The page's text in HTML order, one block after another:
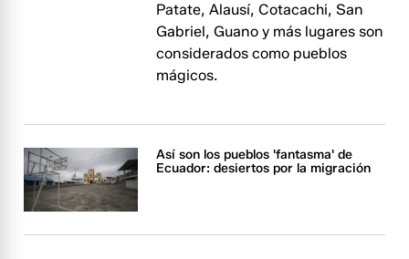
Patate, Alausí, Cotacachi, San
Gabriel, Guano y más lugares son
considerados como pueblos
mágicos.
Así son los pueblos 'fantasma' de
Ecuador: desiertos por la migración